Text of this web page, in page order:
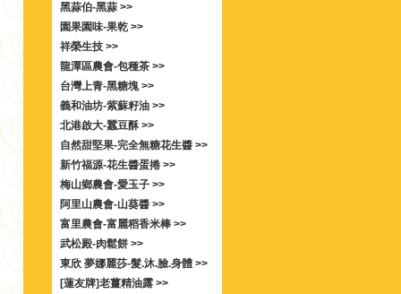
黑蒜伯-黑蒜 >>
園果園味-果乾 >>
祥榮生技 >>
龍潭區農會-包種茶 >>
台灣上青-黑糖塊 >>
義和油坊-紫蘇籽油 >>
北港啟大-蠶豆酥 >>
自然甜堅果-完全無糖花生醬 >>
新竹福源-花生醬蛋捲 >>
梅山鄉農會-愛玉子 >>
阿里山農會-山葵醬 >>
富里農會-富麗稻香米棒 >>
武松殿-肉鬆餅 >>
東欣 夢娜麗莎-髮.沐.臉.身體 >>
[蓮友牌]老薑精油露 >>